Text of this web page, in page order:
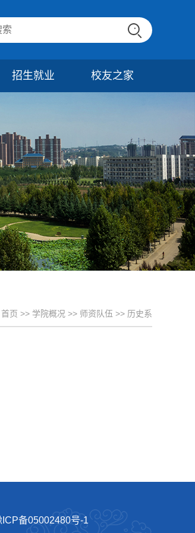
招生就业 校友之家
首页 >> 学院概况 >> 师资队伍 >> 历史系
备05002480号-1